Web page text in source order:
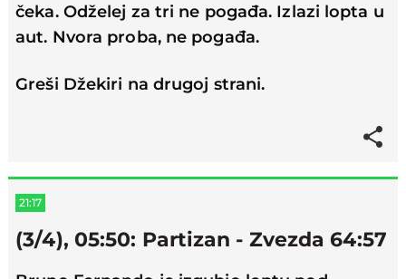
čeka. Odželej za tri ne pogađa. Izlazi lopta u
aut. Nvora proba, ne pogađa.
Greši Džekiri na drugoj strani.
21:17
(3/4), 05:50: Partizan - Zvezda 64:57